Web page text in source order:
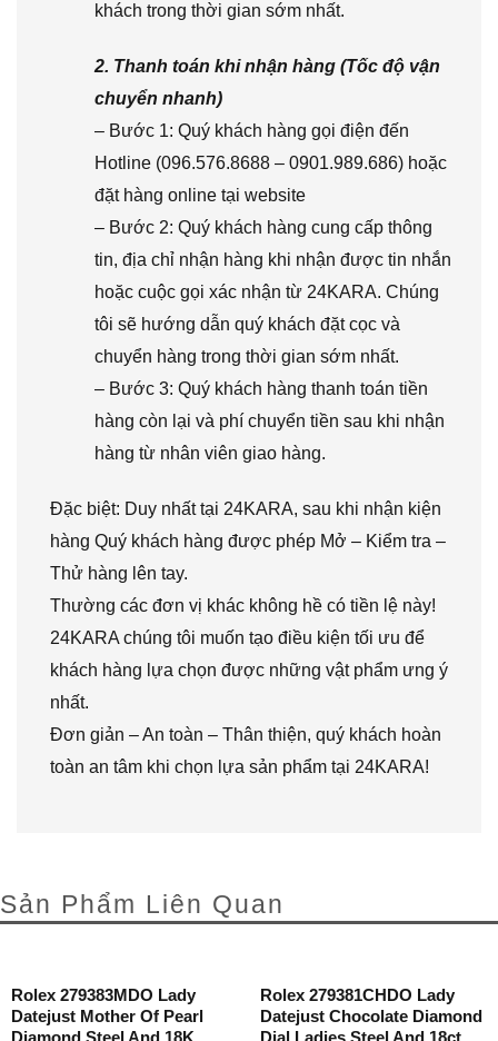
khách trong thời gian sớm nhất.
2. Thanh toán khi nhận hàng (Tốc độ vận
chuyển nhanh)
– Bước 1: Quý khách hàng gọi điện đến
Hotline (096.576.8688 – 0901.989.686) hoặc
đặt hàng online tại website
– Bước 2: Quý khách hàng cung cấp thông
tin, địa chỉ nhận hàng khi nhận được tin nhắn
hoặc cuộc gọi xác nhận từ 24KARA. Chúng
tôi sẽ hướng dẫn quý khách đặt cọc và
chuyển hàng trong thời gian sớm nhất.
– Bước 3: Quý khách hàng thanh toán tiền
hàng còn lại và phí chuyển tiền sau khi nhận
hàng từ nhân viên giao hàng.
Đặc biệt: Duy nhất tại 24KARA, sau khi nhận kiện
hàng Quý khách hàng được phép Mở – Kiểm tra –
Thử hàng lên tay.
Thường các đơn vị khác không hề có tiền lệ này!
24KARA chúng tôi muốn tạo điều kiện tối ưu để
khách hàng lựa chọn được những vật phẩm ưng ý
nhất.
Đơn giản – An toàn – Thân thiện, quý khách hoàn
toàn an tâm khi chọn lựa sản phẩm tại 24KARA!
Sản Phẩm Liên Quan
Rolex 279383MDO Lady
Datejust Mother Of Pearl
Diamond Steel And 18K
Rolex 279381CHDO Lady
Datejust Chocolate Diamond
Dial Ladies Steel And 18ct